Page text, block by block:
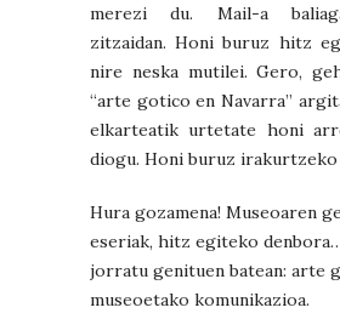
merezi du. Mail-a
zitzaidan. Honi buruz hitz
nire neska mutilei. Gero,
“arte gotico en Navarra”
elkarteatik urtetate honi
diogu. Honi buruz irakurtzeko
Hura gozamena! Museoaren
eseriak, hitz egiteko
jorratu genituen batean: arte
museoetako komunikazioa.